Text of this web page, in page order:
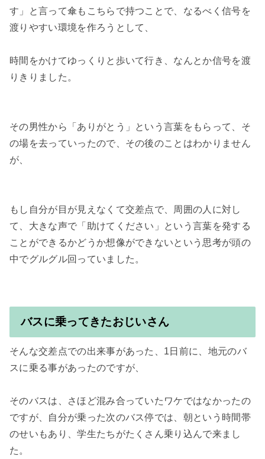
す」と言って傘もこちらで持つことで、なるべく信号を
渡りやすい環境を作ろうとして、
時間をかけてゆっくりと歩いて行き、なんとか信号を渡
りきりました。
その男性から「ありがとう」という言葉をもらって、そ
の場を去っていったので、その後のことはわかりません
が、
もし自分が目が見えなくて交差点で、周囲の人に対し
て、大きな声で「助けてください」という言葉を発する
ことができるかどうか想像ができないという思考が頭の
中でグルグル回っていました。
バスに乗ってきたおじいさん
そんな交差点での出来事があった、1日前に、地元のバ
スに乗る事があったのですが、
そのバスは、さほど混み合っていたワケではなかったの
ですが、自分が乗った次のバス停では、朝という時間帯
のせいもあり、学生たちがたくさん乗り込んで来まし
た。